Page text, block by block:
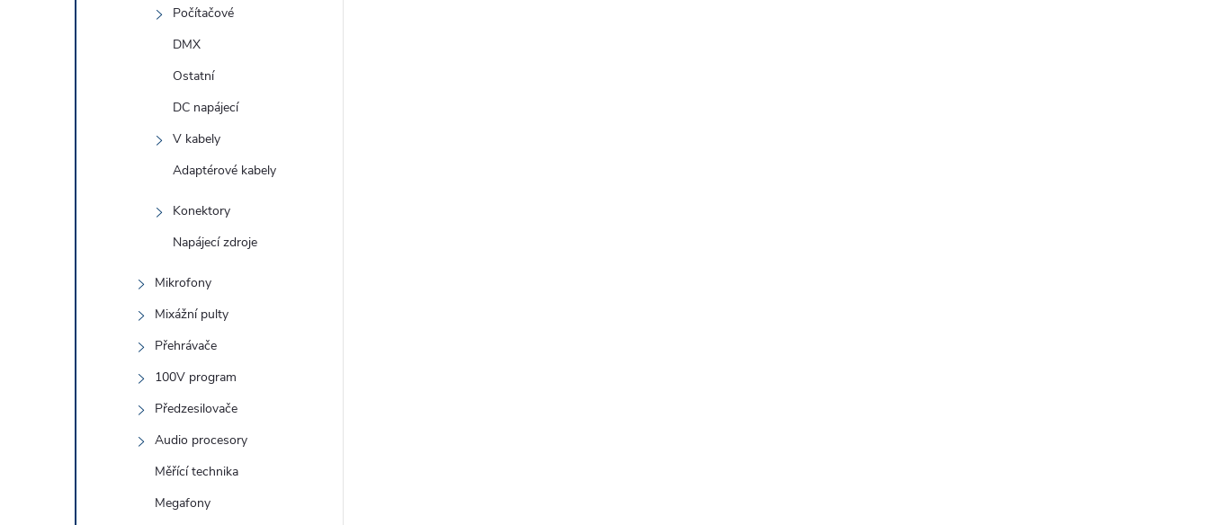
Počítačové
DMX
Ostatní
DC napájecí
V kabely
Adaptérové kabely
Konektory
Napájecí zdroje
Mikrofony
Mixážní pulty
Přehrávače
100V program
Předzesilovače
Audio procesory
Měřící technika
Megafony